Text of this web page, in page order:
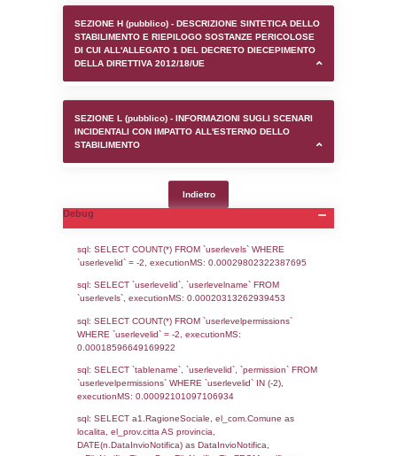
SEZIONE A1 (pubblico) - INFORMAZIONI
SEZIONE D (pubblico) - INFORMAZIONI
CONTROLLO A CUI è SOGGETTO LO
DELL'AMBIENTE/TERRITORIO
STABILIMENTO
SEZIONE H (pubblico) - DESCRIZIONE
STABILIMENTO E RIEPILOGO SOSTANZE
DI CUI ALL'ALLEGATO 1 DEL DECRETO